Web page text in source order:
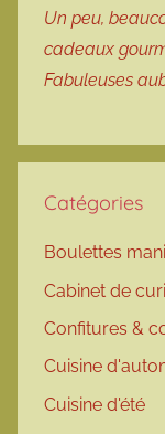
Un peu,
cadeaux
Fabuleuses
Catégories
Boulettes
Cabinet de
Confitures &
Cuisine
Cuisine d'été